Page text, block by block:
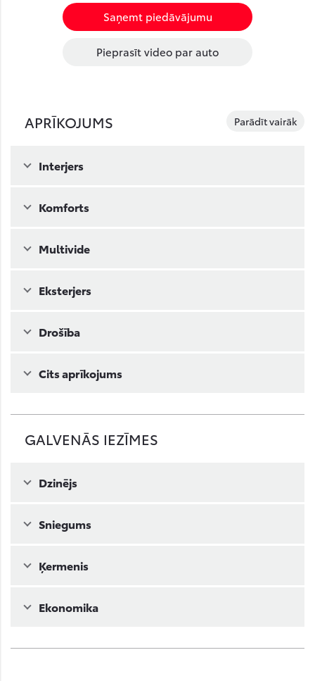
Saņemt piedāvājumu
Pieprasīt video par auto
Parādīt vairāk
APRĪKOJUMS
Interjers
Komforts
Multivide
Eksterjers
Drošība
Cits aprīkojums
GALVENĀS IEZĪMES
Dzinējs
Sniegums
Ķermenis
Ekonomika